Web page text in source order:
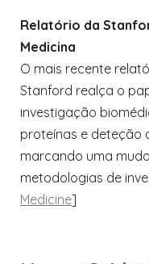
Relatório da
Medicina
O mais recente
Stanford realça o
investigação
proteínas e deteção
marcando uma
metodologias de
Medicine​]